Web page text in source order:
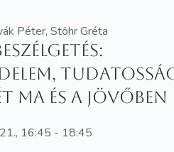
Péter, Stöhr Gréta
ma és a jövőben
16:45 - 18:45